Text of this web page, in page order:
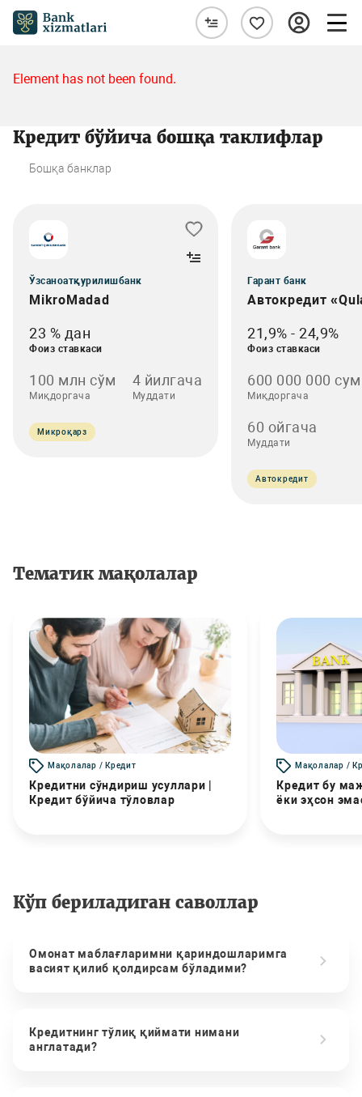
Element has not been found.
Кредит бўйича бошқа таклифлар
Бошқа банклар
Ўзсаноатқурилишбанк
MikroMadad
23 % дан
Фоиз ставкаси
100 млн сўм
Миқдоргача
4 йилгача
Муддати
Микроқарз
Гарант банк
Автокредит
21,9% - 24,9%
Фоиз ставкаси
600 000 000 сум
Миқдоргача
60 ойгача
Муддати
Автокредит
Тематик мақолалар
Мақолалар / Кредит
Кредитни сўндириш усуллари |
Кредит бўйича тўловлар
Мақолалар /
Кредит бу
ёки эҳсон
Кўп бериладиган саволлар
Омонат маблағларимни қариндошларимга
васият қилиб қолдирсам бўладими?
Кредитнинг тўлиқ қиймати нимани
англатади?